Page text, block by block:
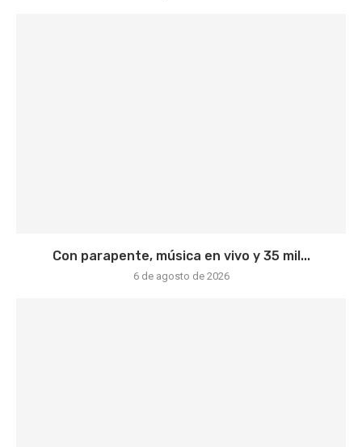
Con parapente, música en vivo y 35 mil...
6 de agosto de 2026